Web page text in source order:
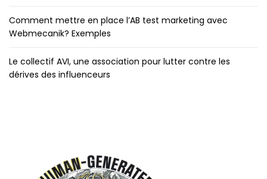
Comment mettre en place l’AB test marketing avec
Webmecanik? Exemples
Le collectif AVI, une association pour lutter contre les
dérives des influenceurs